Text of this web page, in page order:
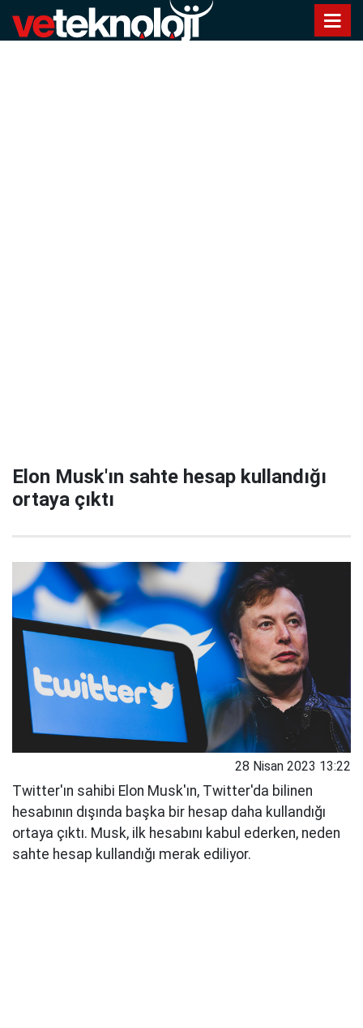
Elon Musk'ın sahte hesap kullandığı
ortaya çıktı
28 Nisan 2023 13:22
Twitter'ın sahibi Elon Musk'ın, Twitter'da bilinen
hesabının dışında başka bir hesap daha kullandığı
ortaya çıktı. Musk, ilk hesabını kabul ederken, neden
sahte hesap kullandığı merak ediliyor.